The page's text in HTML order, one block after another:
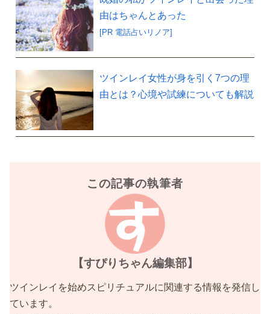
由はちゃんとあった
[PR 電話占いリノア]
ツインレイ女性が身を引く7つの理
由とは？心境や試練についても解説
この記事の執筆者
【すぴりちゃん編集部】
ツインレイを始めスピリチュアルに関連する情報を発信し
ています。